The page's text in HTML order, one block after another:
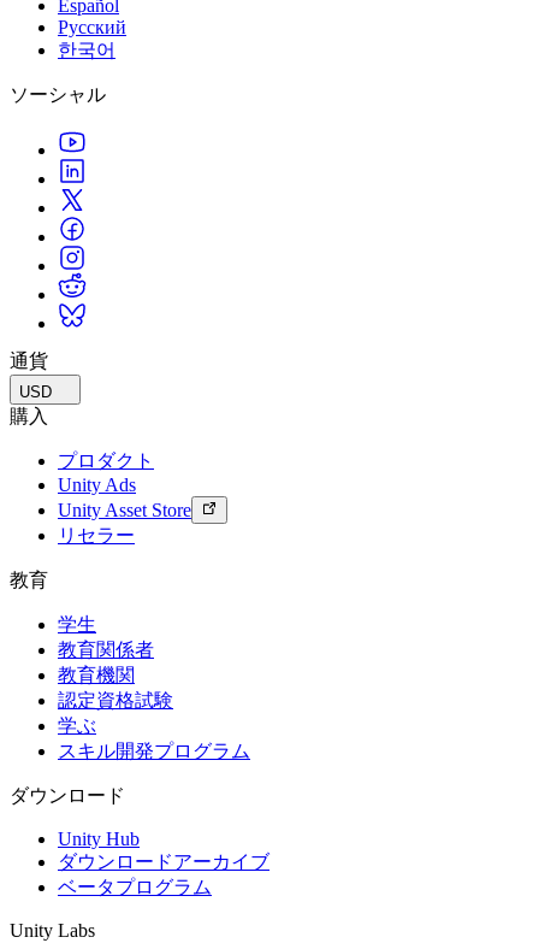
Español
Русский
한국어
ソーシャル
通貨
USD
購入
プロダクト
Unity Ads
Unity Asset Store
リセラー
教育
学生
教育関係者
教育機関
認定資格試験
学ぶ
スキル開発プログラム
ダウンロード
Unity Hub
ダウンロードアーカイブ
ベータプログラム
Unity Labs